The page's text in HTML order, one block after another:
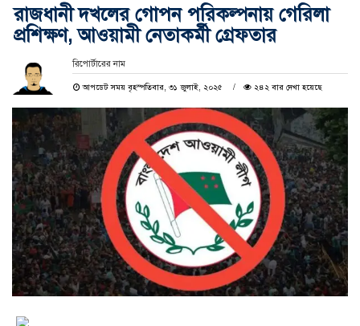
রাজধানী দখলের গোপন পরিকল্পনায় গেরিলা
প্রশিক্ষণ, আওয়ামী নেতাকর্মী গ্রেফতার
রিপোর্টারের নাম
আপডেট সময় বৃহস্পতিবার, ৩১ জুলাই, ২০২৫ ২৪২ বার দেখা হয়েছে